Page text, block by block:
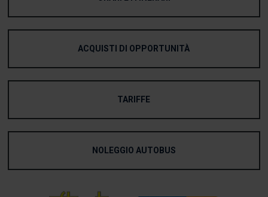
ACQUISTI DI OPPORTUNITÀ
TARIFFE
NOLEGGIO AUTOBUS